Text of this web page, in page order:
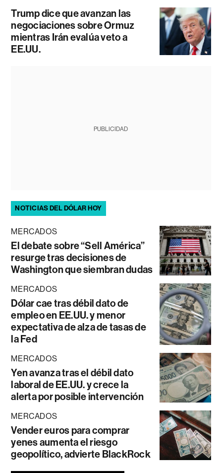
Trump dice que avanzan las
negociaciones sobre Ormuz
mientras Irán evalúa veto a
EE.UU.
PUBLICIDAD
NOTICIAS DEL DÓLAR HOY
MERCADOS
El debate sobre “Sell América”
resurge tras decisiones de
Washington que siembran dudas
MERCADOS
Dólar cae tras débil dato de
empleo en EE.UU. y menor
expectativa de alza de tasas de
la Fed
MERCADOS
Yen avanza tras el débil dato
laboral de EE.UU. y crece la
alerta por posible intervención
MERCADOS
Vender euros para comprar
yenes aumenta el riesgo
geopolítico, advierte BlackRock